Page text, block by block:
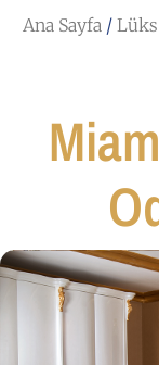
Ana Sayfa / Lüks